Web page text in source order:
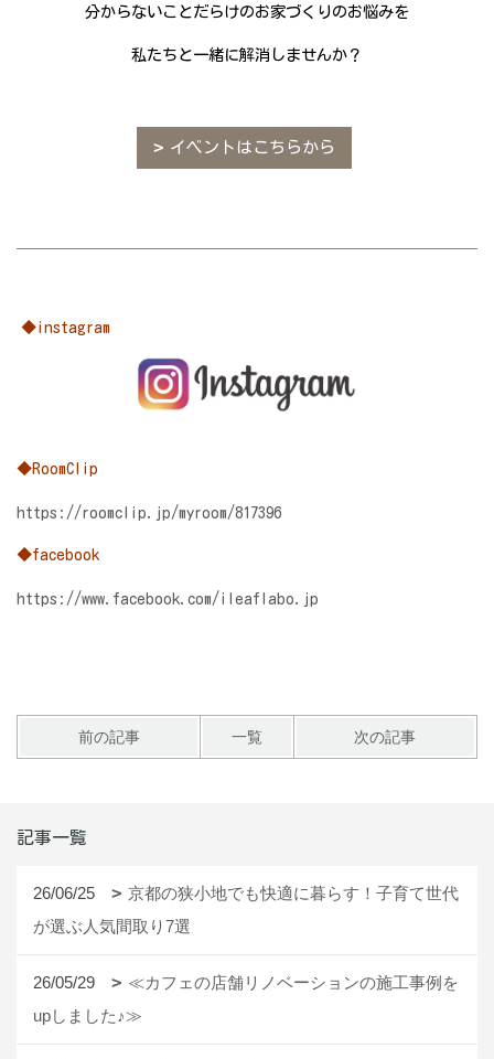
分からないことだらけのお家づくりのお悩みを
私たちと一緒に解消しませんか？
イベントはこちらから
◆instagram
◆RoomClip
https://roomclip.jp/myroom/817396
◆facebook
https://www.facebook.com/ileaflabo.jp
前の記事 一覧 次の記事
記事一覧
26/06/25
京都の狭小地でも快適に暮らす！子育て世代
が選ぶ人気間取り7選
26/05/29
≪カフェの店舗リノベーションの施工事例を
upしました♪≫